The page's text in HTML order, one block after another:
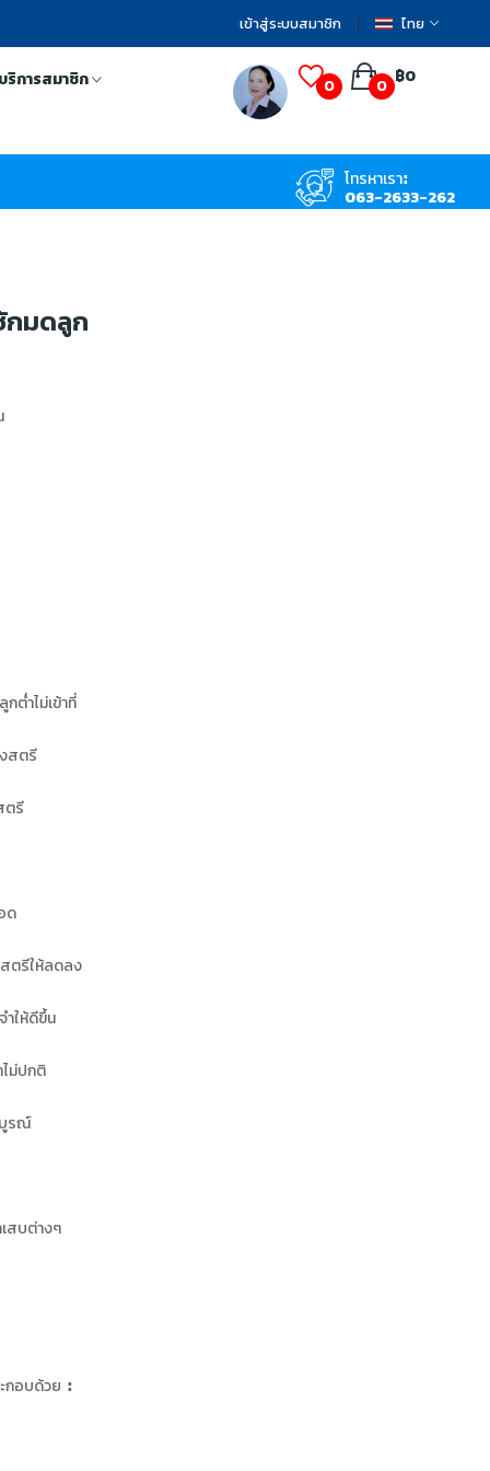
เข้าสู่ระบบสมาชิก ไทย
บริการสมาชิก 0 ฿0
0
โทรหาเรา:
063-2633-262
กมดลูก
ต่ำไม่เข้าที่
สตรี
ตรี
ด
ตรีให้ลดลง
ำให้ดีขึ้น
ไม่ปกติ
บูรณ์
สบต่างๆ
กอบด้วย :